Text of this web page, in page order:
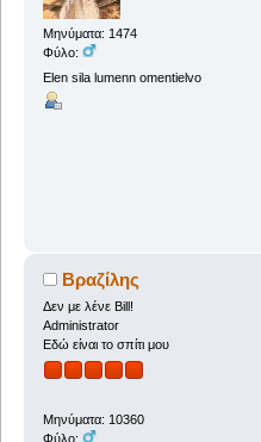
Μηνύματα: 1474
Φύλο:
Elen sila lumenn omentielvo
Βραζίλης
Δεν με λένε Bill!
Administrator
Εδώ είναι το σπίτι μου
Μηνύματα: 10360
Φύλο: